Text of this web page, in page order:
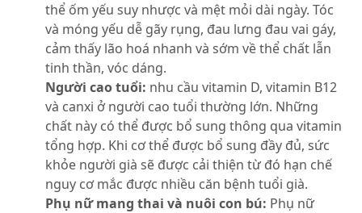
thể ốm yếu suy nhược và mệt mỏi dài ngày. Tóc
và móng yếu dễ gãy rụng, đau lưng đau vai gáy,
cảm thấy lão hoá nhanh và sớm về thể chất lẫn
tinh thần, vóc dáng.
Người cao tuổi: nhu cầu vitamin D, vitamin B12
và canxi ở người cao tuổi thường lớn. Những
chất này có thể được bổ sung thông qua vitamin
tổng hợp. Khi cơ thể được bổ sung đầy đủ, sức
khỏe người già sẽ được cải thiện từ đó hạn chế
nguy cơ mắc được nhiều căn bệnh tuổi già.
Phụ nữ mang thai và nuôi con bú: Phụ nữ